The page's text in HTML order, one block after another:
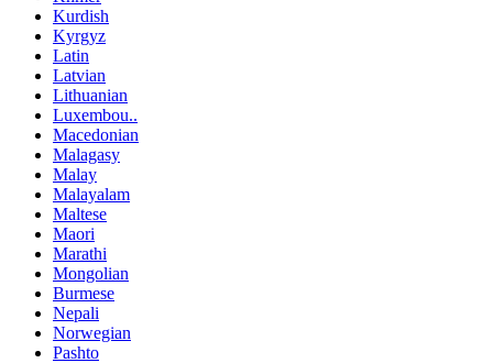
Kurdish
Kyrgyz
Latin
Latvian
Lithuanian
Luxembou..
Macedonian
Malagasy
Malay
Malayalam
Maltese
Maori
Marathi
Mongolian
Burmese
Nepali
Norwegian
Pashto